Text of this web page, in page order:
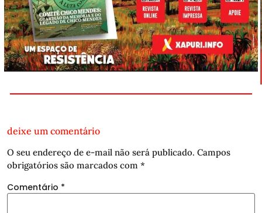
deixe um comentário
O seu endereço de e-mail não será publicado. Campos
obrigatórios são marcados com *
Comentário *